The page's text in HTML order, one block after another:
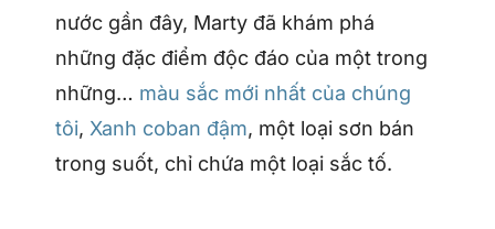
nước gần đây, Marty đã khám phá
những đặc điểm độc đáo của một trong
những… màu sắc mới nhất của chúng
tôi, Xanh coban đậm, một loại sơn bán
trong suốt, chỉ chứa một loại sắc tố.